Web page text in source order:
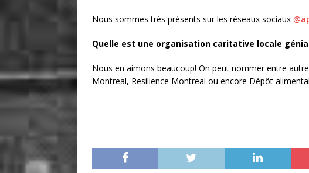
Nous sommes très présents sur les réseaux sociaux
Quelle est une organisation caritative locale
Nous en aimons beaucoup! On peut nommer entre
Montreal, Resilience Montreal ou encore Dépôt